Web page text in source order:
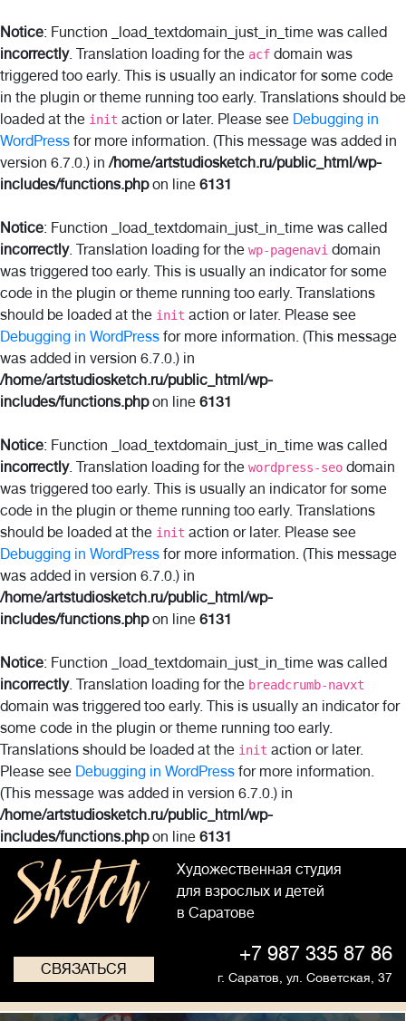
Notice: Function _load_textdomain_just_in_time was called
incorrectly. Translation loading for the acf domain was
triggered too early. This is usually an indicator for some code
in the plugin or theme running too early. Translations should be
loaded at the init action or later. Please see Debugging in
WordPress for more information. (This message was added in
version 6.7.0.) in/home/artstudiosketch.ru/public_html/wp-
includes/functions.phpon line 6131
Notice: Function _load_textdomain_just_in_time was called
incorrectly. Translation loading for the wp-pagenavi domain
was triggered too early. This is usually an indicator for some
code in the plugin or theme running too early. Translations
should be loaded at the init action or later. Please see
Debugging in WordPress for more information. (This message
was added in version 6.7.0.) in
/home/artstudiosketch.ru/public_html/wp-
includes/functions.phpon line 6131
Notice: Function _load_textdomain_just_in_time was called
incorrectly. Translation loading for the wordpress-seo domain
was triggered too early. This is usually an indicator for some
code in the plugin or theme running too early. Translations
should be loaded at the init action or later. Please see
Debugging in WordPress for more information. (This message
was added in version 6.7.0.) in
/home/artstudiosketch.ru/public_html/wp-
includes/functions.phpon line 6131
Notice: Function _load_textdomain_just_in_time was called
incorrectly. Translation loading for the breadcrumb-navxt
domain was triggered too early. This is usually an indicator for
some code in the plugin or theme running too early.
Translations should be loaded at the init action or later.
Please see Debugging in WordPress for more information.
(This message was added in version 6.7.0.) in
/home/artstudiosketch.ru/public_html/wp-
includes/functions.phpon line 6131
Художественная студия
для взрослых и детей
в Саратове
СВЯЗАТЬСЯ
+7 987 335 87 86
г. Саратов, ул. Советская, 37